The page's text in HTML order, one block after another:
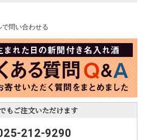
問い合わせる
もご注文いただけます
212-9290